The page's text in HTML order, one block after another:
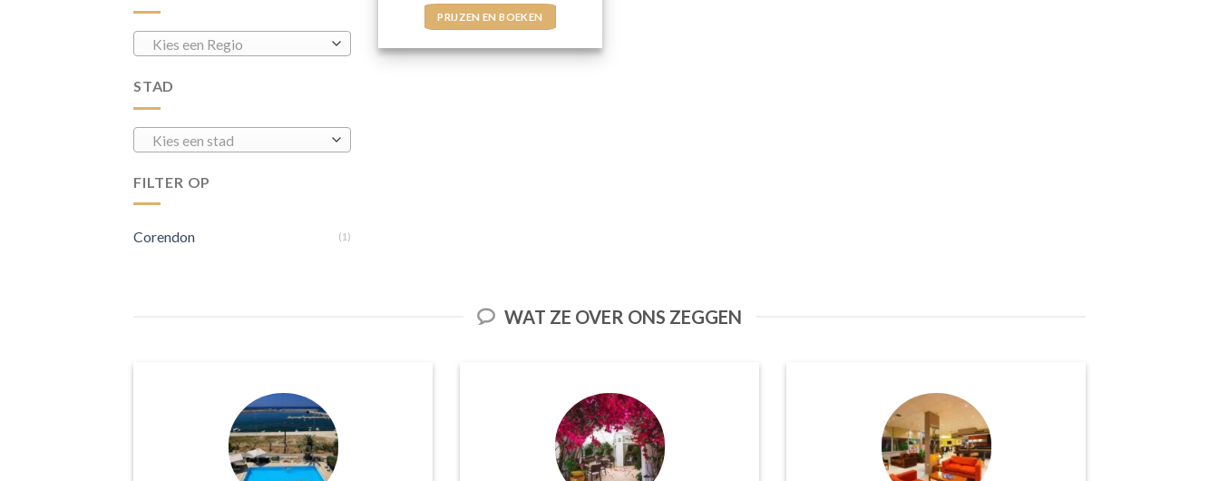
Kies een Regio
STAD
Kies een stad
FILTER OP
Corendon (1)
PRIJZEN EN BOEKEN
WAT ZE OVER ONS ZEGGEN